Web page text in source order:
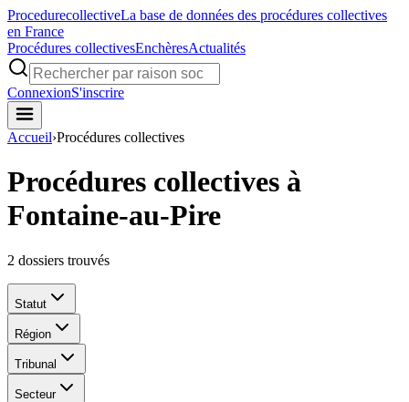
ProcedurecollectiveLa base de données des procédures collectives
en France
Procédures collectivesEnchèresActualités
ConnexionS'inscrire
Accueil›Procédures collectives
Procédures collectives à
Fontaine-au-Pire
2 dossiers trouvés
Statut
Région
Tribunal
Secteur